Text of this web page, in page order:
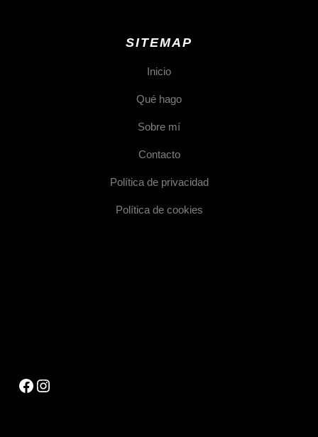
SITEMAP
Inicio
Qué hago
Sobre mí
Contacto
Política de privacidad
Política de cookies
Facebook
Instagram